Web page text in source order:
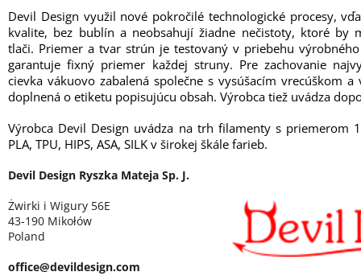
Devil Design využil nové pokročilé technologické procesy,
kvalite, bez bublín a neobsahují žiadne nečistoty, ktoré by
tlači. Priemer a tvar strún je testovaný v priebehu
garantuje fixný priemer každej struny. Pre zachovanie
cievka vákuovo zabalená společne s vysúšacím vrecúškom
doplnená o etiketu popisujúcu obsah. Výrobca tiež uvádza
Výrobca Devil Design uvádza na trh filamenty s priemerom
PLA, TPU, HIPS, ASA, SILK v širokej škále farieb.
Devil Design Ryszka Mateja Sp. J.
Żwirki i Wigury 56E
43-190 Mikołów
Poland
office@devildesign.com